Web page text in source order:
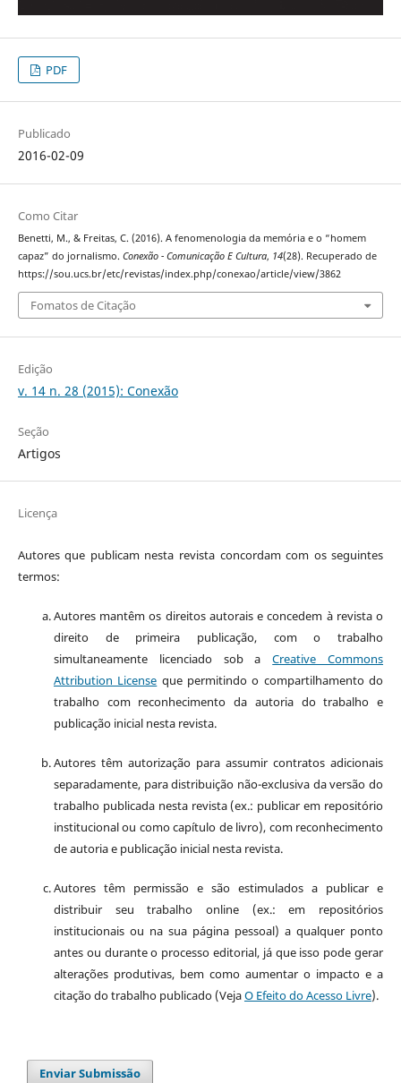
PDF
Publicado
2016-02-09
Como Citar
Benetti, M., & Freitas, C. (2016). A fenomenologia da memória e o “homem
capaz” do jornalismo. Conexão - Comunicação E Cultura, 14(28). Recuperado de
https://sou.ucs.br/etc/revistas/index.php/conexao/article/view/3862
Fomatos de Citação
Edição
v. 14 n. 28 (2015): Conexão
Seção
Artigos
Licença
Autores que publicam nesta revista concordam com os seguintes
termos:
Autores mantêm os direitos autorais e concedem à revista o
direito de primeira publicação, com o trabalho
simultaneamente licenciado sob aCreative Commons
Attribution License que permitindo o compartilhamento do
trabalho com reconhecimento da autoria do trabalho e
publicação inicial nesta revista.
Autores têm autorização para assumir contratos adicionais
separadamente, para distribuição não-exclusiva da versão do
trabalho publicada nesta revista (ex.: publicar em repositório
institucional ou como capítulo de livro), com reconhecimento
de autoria e publicação inicial nesta revista.
Autores têm permissão e são estimulados a publicar e
distribuir seu trabalho online (ex.: em repositórios
institucionais ou na sua página pessoal) a qualquer ponto
antes ou durante o processo editorial, já que isso pode gerar
alterações produtivas, bem como aumentar o impacto e a
citação do trabalho publicado (VejaO Efeito do Acesso Livre).
Enviar Submissão